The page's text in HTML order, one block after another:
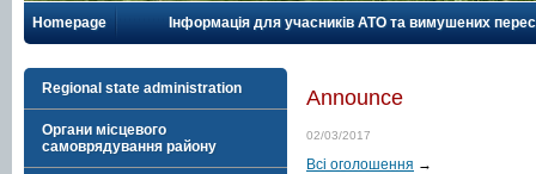
Homepage Інформація для учасників АТО та вимушених
Regional state administration
Органи місцевого
самоврядування району
Announce
02/03/2017
Всі оголошення →